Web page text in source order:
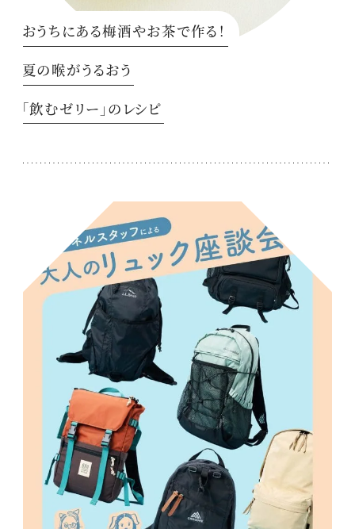
おうちにある梅酒やお茶で作る！
夏の喉がうるおう
「飲むゼリー」のレシピ